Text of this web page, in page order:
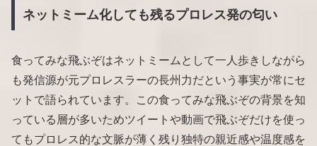
ネットミーム化しても残るプロレス発の匂い
食ってみな飛ぶぞはネットミームとして一人歩きしながら
も発信源が元プロレスラーの長州力だという事実が常にセ
ットで語られています。この食ってみな飛ぶぞの背景を知
っている層が多いためツイートや動画で飛ぶぞだけを使っ
てもプロレス的な文脈が薄く残り独特の親近感や温度感を